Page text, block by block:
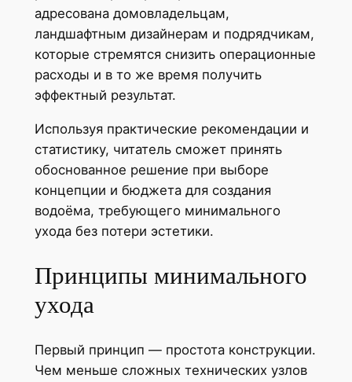
адресована домовладельцам,
ландшафтным дизайнерам и подрядчикам,
которые стремятся снизить операционные
расходы и в то же время получить
эффектный результат.
Используя практические рекомендации и
статистику, читатель сможет принять
обоснованное решение при выборе
концепции и бюджета для создания
водоёма, требующего минимального
ухода без потери эстетики.
Принципы минимального
ухода
Первый принцип — простота конструкции.
Чем меньше сложных технических узлов